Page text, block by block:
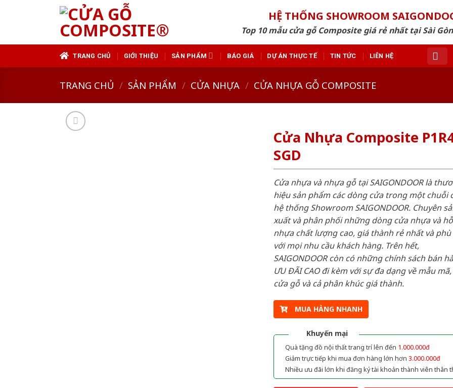
HỆ THỐNG SHOWROOM
Top 10 mẫu cửa gỗ Composite giá rẻ nhất tại Sài
TRANG CHỦ GIỚI THIỆU SẢN PHẨM BÁO GIÁ DỰ ÁN THỰC TẾ TIN TỨC LIÊN HỆ
TRANG CHỦ / SẢN PHẨM / CỬA NHỰA / CỬA NHỰA GỖ COMPOSITE
Cửa Nhựa Composite
SGD
Cửa nhựa và nhựa gỗ tại SAIGONDOOR là
hiệu sản phẩm các dòng cửa trong một chuỗi
hệ thống Showroom SAIGONDOOR. Chuyên
xuất và phân phối những dòng cửa nhựa và
nhựa chất lượng cao, giá thành rẻ nhất và
với mọi nhu cầu khách hàng. Trên hết,
SAIGONDOOR còn có những chính sách bán
ƯU ĐÃI CAO đi kèm với sự đa dạng về mẫu
cửa gỗ và cả phân khúc giá thành.
MUA HÀNG NHANH
Khuyến mại
Quà tặng đồ nội thất trang trí lên đến 1.000.000đ
Giảm trực tiếp khi mua đơn hàng lớn hơn 3.000.000đ
Nhiều ưu đãi lớn khi đăng ký tài khoản thành viên thân